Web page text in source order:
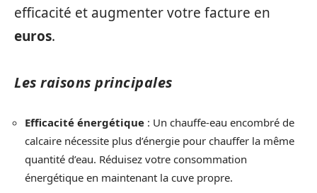
efficacité et augmenter votre facture en
euros.
Les raisons principales
Efficacité énergétique : Un chauffe-eau encombré de
calcaire nécessite plus d’énergie pour chauffer la même
quantité d’eau. Réduisez votre consommation
énergétique en maintenant la cuve propre.